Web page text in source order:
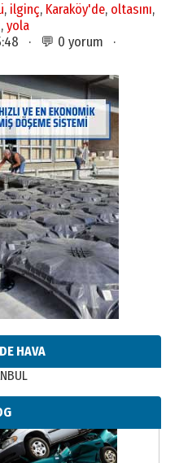
, ilginç, Karaköy'de, oltasını,
, yola
· 💬 0 yorum ·
HAVA